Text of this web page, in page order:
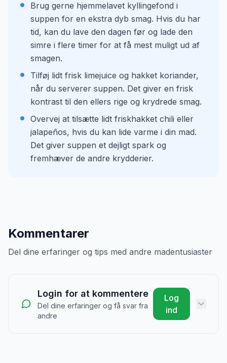
Brug gerne hjemmelavet kyllingefond i
suppen for en ekstra dyb smag. Hvis du har
tid, kan du lave den dagen før og lade den
simre i flere timer for at få mest muligt ud af
smagen.
Tilføj lidt frisk limejuice og hakket koriander,
når du serverer suppen. Det giver en frisk
kontrast til den ellers rige og krydrede smag.
Overvej at tilsætte lidt friskhakket chili eller
jalapeños, hvis du kan lide varme i din mad.
Det giver suppen et dejligt spark og
fremhæver de andre krydderier.
Kommentarer
Del dine erfaringer og tips med andre madentusiaster
Login for at kommentere
Del dine erfaringer og få svar fra
andre
Log
ind